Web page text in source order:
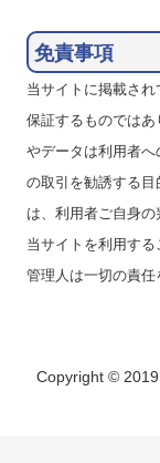
免責事項
当サイトに掲載さ
保証するものでは
やデータは利用者
の取引を勧誘する
は、利用者ご自身の
当サイトを利用する
管理人は一切の責任
Copyright © 2019